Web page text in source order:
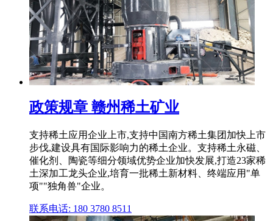
政策规章 赣州稀土矿业
支持稀土应用企业上市,支持中国南方稀土集团加快上市
步伐,建设具有国际影响力的稀土企业。支持稀土永磁、
催化剂、陶瓷等细分领域优势企业加快发展,打造23家稀
土深加工龙头企业,培育一批稀土新材料、终端应用"单
项""独角兽"企业。
联系电话: 180 3780 8511